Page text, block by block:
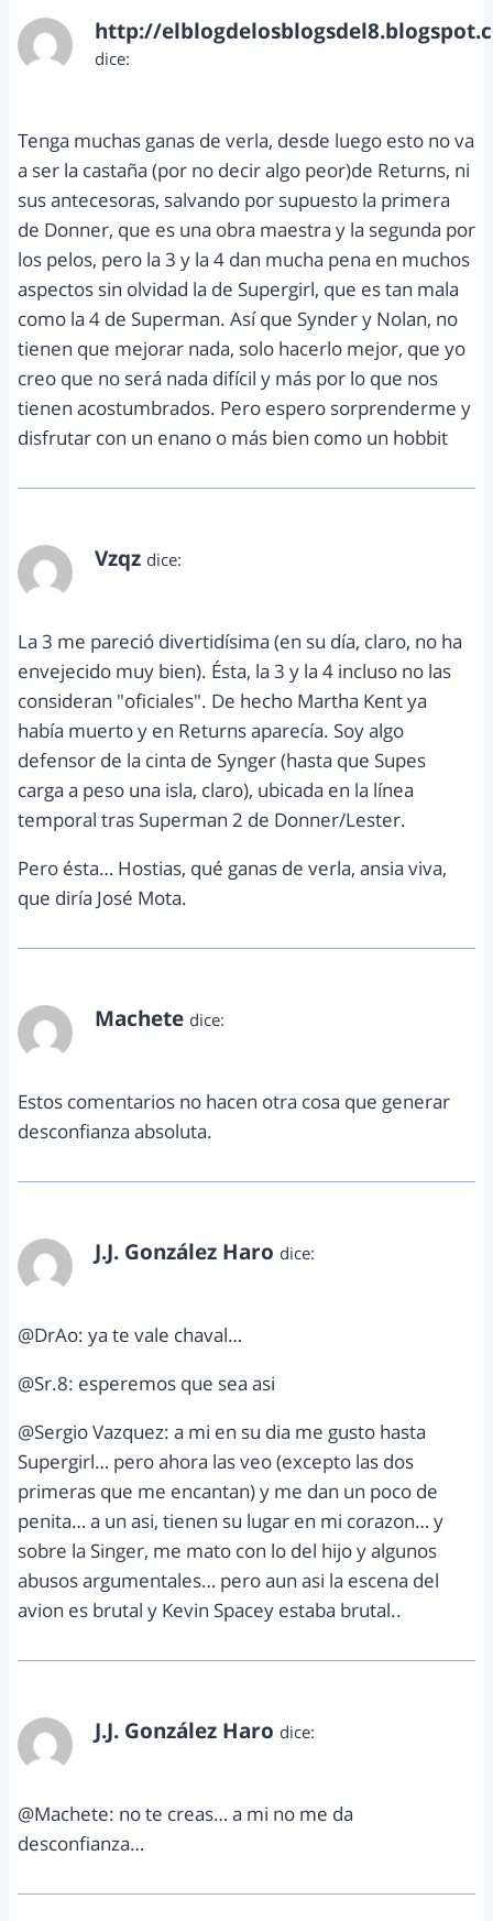
http://
dice:
Tenga muchas ganas de verla, desde luego esto no va
a ser la castaña (por no decir algo peor)de Returns, ni
sus antecesoras, salvando por supuesto la primera
de Donner, que es una obra maestra y la segunda por
los pelos, pero la 3 y la 4 dan mucha pena en muchos
aspectos sin olvidad la de Supergirl, que es tan mala
como la 4 de Superman. Así que Synder y Nolan, no
tienen que mejorar nada, solo hacerlo mejor, que yo
creo que no será nada difícil y más por lo que nos
tienen acostumbrados. Pero espero sorprenderme y
disfrutar con un enano o más bien como un hobbit
Vzqz dice:
La 3 me pareció divertidísima (en su día, claro, no ha
envejecido muy bien). Ésta, la 3 y la 4 incluso no las
consideran "oficiales". De hecho Martha Kent ya
había muerto y en Returns aparecía. Soy algo
defensor de la cinta de Synger (hasta que Supes
carga a peso una isla, claro), ubicada en la línea
temporal tras Superman 2 de Donner/Lester.
Pero ésta… Hostias, qué ganas de verla, ansia viva,
que diría José Mota.
Machete dice:
Estos comentarios no hacen otra cosa que generar
desconfianza absoluta.
J.J. González Haro dice:
@DrAo: ya te vale chaval…
@Sr.8: esperemos que sea asi
@Sergio Vazquez: a mi en su dia me gusto hasta
Supergirl… pero ahora las veo (excepto las dos
primeras que me encantan) y me dan un poco de
penita… a un asi, tienen su lugar en mi corazon… y
sobre la Singer, me mato con lo del hijo y algunos
abusos argumentales… pero aun asi la escena del
avion es brutal y Kevin Spacey estaba brutal..
J.J. González Haro dice:
@Machete: no te creas… a mi no me da
desconfianza…